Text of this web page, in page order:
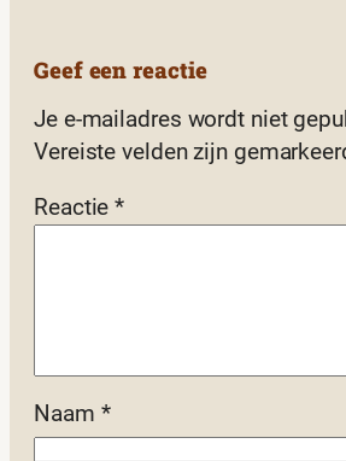
Geef een reactie
Je e-mailadres wordt niet
Vereiste velden zijn
Reactie*
Naam *